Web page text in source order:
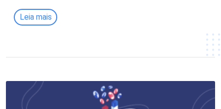
Leia mais